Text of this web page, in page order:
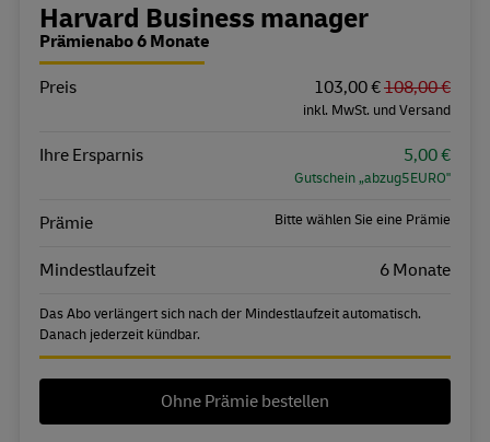
Bestellübersicht
Harvard Business manager
Prämienabo 6 Monate
Eigenschaft
Preis 103,00 €108,00 €
inkl. MwSt. und Versand
Ihre Ersparnis 5,00 €
Gutschein „abzug5EURO"
Prämie Bitte wählen Sie eine Prämie
Mindestlaufzeit 6 Monate
Das Abo verlängert sich nach der Mindestlaufzeit automatisch.
Danach jederzeit kündbar.
Ohne Prämie bestellen